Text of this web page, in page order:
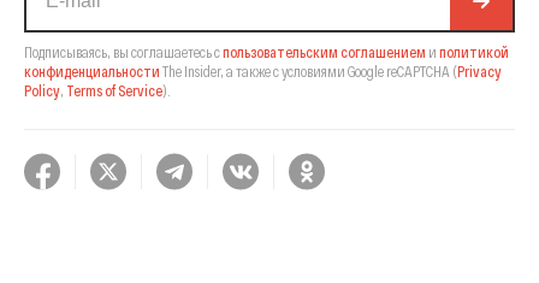
Подписываясь, вы соглашаетесь спользовательским соглашением и политикой
конфиденциальности The Insider, а также с условиями Google reCAPTCHA (Privacy
Policy, Terms of Service).